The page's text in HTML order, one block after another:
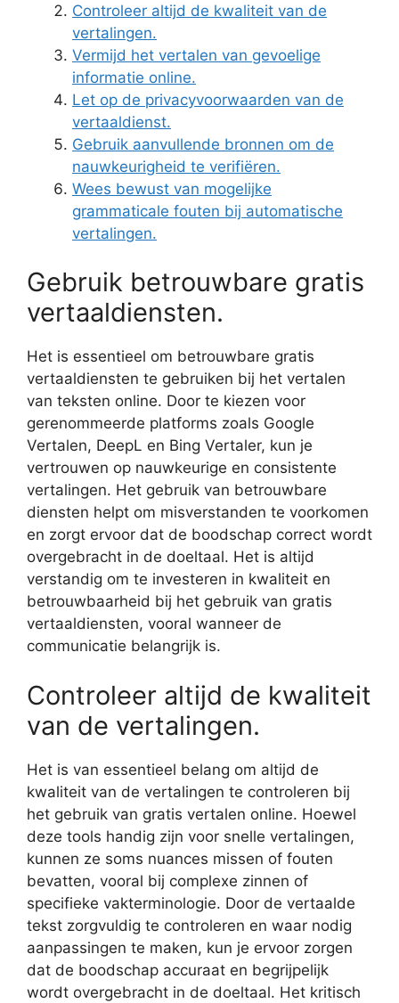
Controleer altijd de kwaliteit van de
vertalingen.
Vermijd het vertalen van gevoelige
informatie online.
Let op de privacyvoorwaarden van de
vertaaldienst.
Gebruik aanvullende bronnen om de
nauwkeurigheid te verifiëren.
Wees bewust van mogelijke
grammaticale fouten bij automatische
vertalingen.
Gebruik betrouwbare gratis
vertaaldiensten.
Het is essentieel om betrouwbare gratis
vertaaldiensten te gebruiken bij het vertalen
van teksten online. Door te kiezen voor
gerenommeerde platforms zoals Google
Vertalen, DeepL en Bing Vertaler, kun je
vertrouwen op nauwkeurige en consistente
vertalingen. Het gebruik van betrouwbare
diensten helpt om misverstanden te voorkomen
en zorgt ervoor dat de boodschap correct wordt
overgebracht in de doeltaal. Het is altijd
verstandig om te investeren in kwaliteit en
betrouwbaarheid bij het gebruik van gratis
vertaaldiensten, vooral wanneer de
communicatie belangrijk is.
Controleer altijd de kwaliteit
van de vertalingen.
Het is van essentieel belang om altijd de
kwaliteit van de vertalingen te controleren bij
het gebruik van gratis vertalen online. Hoewel
deze tools handig zijn voor snelle vertalingen,
kunnen ze soms nuances missen of fouten
bevatten, vooral bij complexe zinnen of
specifieke vakterminologie. Door de vertaalde
tekst zorgvuldig te controleren en waar nodig
aanpassingen te maken, kun je ervoor zorgen
dat de boodschap accuraat en begrijpelijk
wordt overgebracht in de doeltaal. Het kritisch